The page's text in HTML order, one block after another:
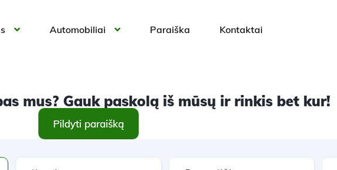
Automobiliai Paraiška Kontaktai
mus? Gauk paskolą iš mūsų ir rinkis bet kur!
Pildyti paraišką